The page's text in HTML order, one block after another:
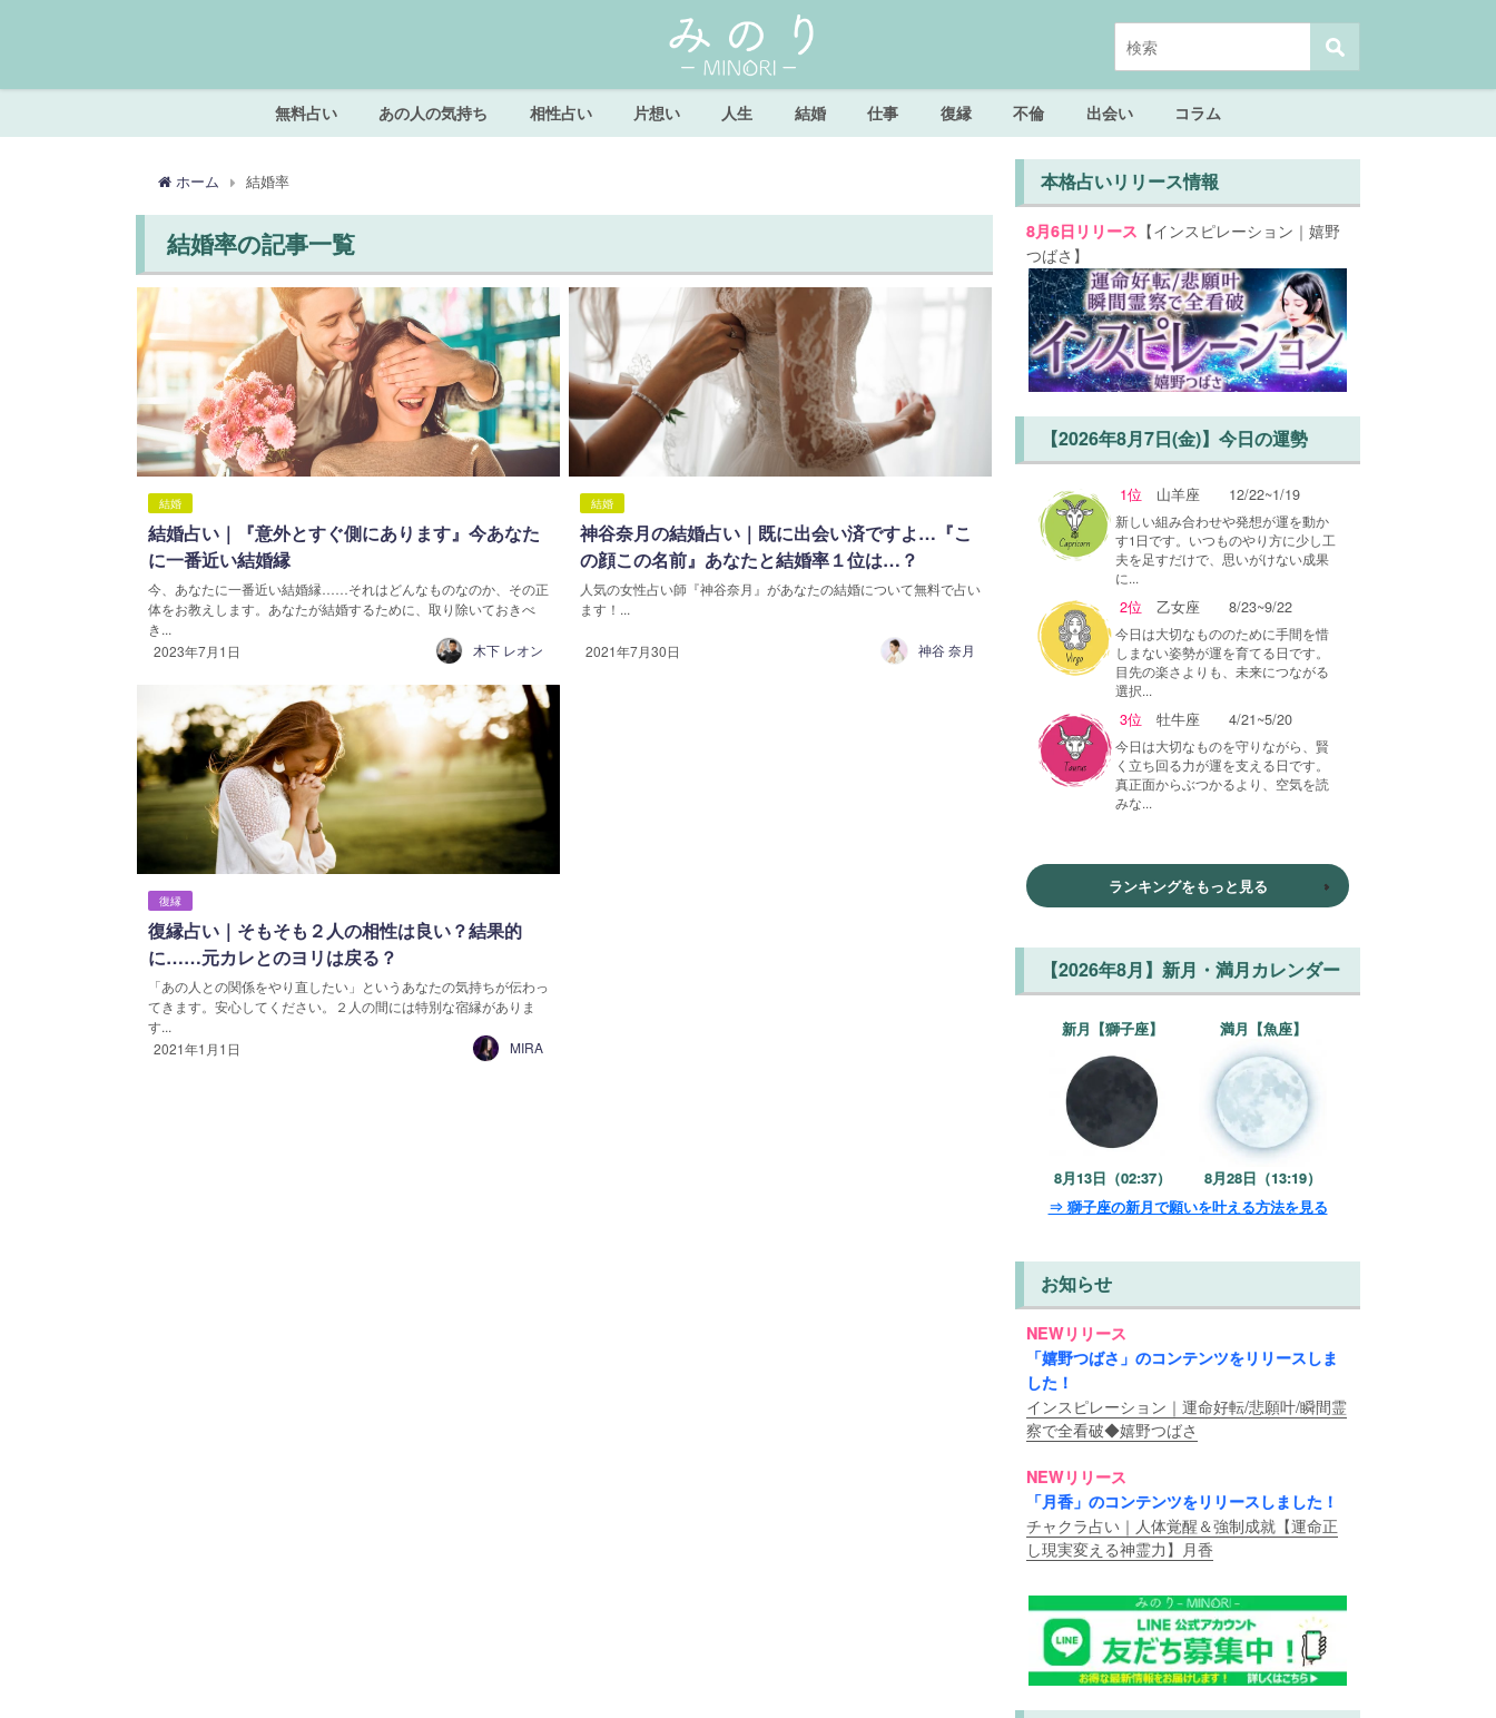
無料占い あの人の気持ち 相性占い 片想い 人生 結婚 仕事 復縁 不倫 出会い コラム
ホーム 結婚率
結婚率の記事一覧
結婚
結婚占い｜『意外とすぐ側にあります』今あなた
に一番近い結婚縁
今、あなたに一番近い結婚縁……それはどんなものなのか、その正
体をお教えします。あなたが結婚するために、取り除いておきべ
き...
2023年7月1日
木下 レオン
結婚
神谷奈月の結婚占い｜既に出会い済ですよ…『こ
の顔この名前』あなたと結婚率１位は…？
人気の女性占い師『神谷奈月』があなたの結婚について無料で占い
ます！...
2021年7月30日 神谷 奈月
復縁
復縁占い｜そもそも２人の相性は良い？結果的
に……元カレとのヨリは戻る？
「あの人との関係をやり直したい」というあなたの気持ちが伝わっ
てきます。安心してください。２人の間には特別な宿縁がありま
す...
2021年1月1日
MIRA
本格占いリリース情報
8月6日リリース 【インスピレーション｜嬉野
つばさ】
【2026年8月7日(金)】今日の運勢
1位 山羊座 12/22~1/19
新しい組み合わせや発想が運を動か
す1日です。いつものやり方に少し工
夫を足すだけで、思いがけない成果
に...
2位 乙女座 8/23~9/22
今日は大切なもののために手間を惜
しまない姿勢が運を育てる日です。
目先の楽さよりも、未来につながる
選択...
3位 牡牛座 4/21~5/20
今日は大切なものを守りながら、賢
く立ち回る力が運を支える日です。
真正面からぶつかるより、空気を読
みな...
ランキングをもっと見る
【2026年8月】新月・満月カレンダー
新月【獅子座】
8月13日（02:37）
満月【魚座】
8月28日（13:19）
⇒ 獅子座の新月で願いを叶える方法を見る
お知らせ
NEWリリース
「嬉野つばさ」のコンテンツをリリースしま
した！
インスピレーション｜運命好転/悲願叶/瞬間霊
察で全看破◆嬉野つばさ
NEWリリース
「月香」のコンテンツをリリースしました！
チャクラ占い｜人体覚醒＆強制成就【運命正
し現実変える神霊力】月香